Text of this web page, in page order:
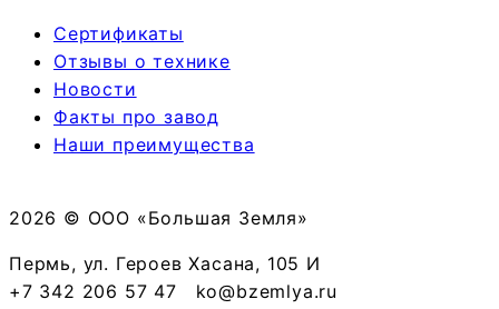
Сертификаты
Отзывы о технике
Новости
Факты про завод
Наши преимущества
2026 © ООО «Большая Земля»
Пермь, ул. Героев Хасана, 105 И
+7 342 206 57 47 ko@bzemlya.ru